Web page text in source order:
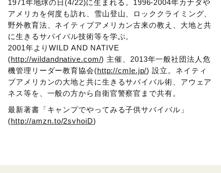
1971年地球の日(4/22)に生まれる。1996-2004年カナダや
アメリカを何度も訪れ、雪山登山、ロッククライミング、
野外教育法、ネイティブアメリカン古来の教え、大地と共
に生きるサバイバル技術等を学ぶ。
2001年よりWILD AND NATIVE
(http://wildandnative.com/) 主催、2013年一般社団法人危
機管理リーダー教育協会(http://cmle.jp/) 設立。ネイティ
ブアメリカンの大地と共に生きるサバイバル術、アウェア
ネス等を、一般の方から自衛官警察官まで共有。
最新著書「キャンプでやってみる子供サバイバル」
(http://amzn.to/2svhoiD)